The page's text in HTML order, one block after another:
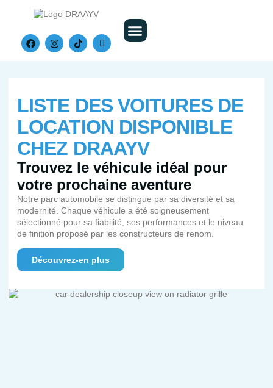
LISTE DES VOITURES DE
LOCATION DISPONIBLE
CHEZ DRAAYV
Trouvez le véhicule idéal pour
votre prochaine aventure
Notre parc automobile se distingue par sa diversité et sa
modernité. Chaque véhicule a été soigneusement
sélectionné pour sa fiabilité, ses performances et le niveau
de finition proposé par les constructeurs de renom.
Découvrez-en plus